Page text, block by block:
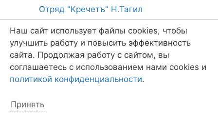
Отряд "Кречетъ" Н.Тагил
"Лоцманы" Н.Тагил
Паруса
Наш сайт использует файлы cookies, чтобы
улучшить работу и повысить эффективность
сайта. Продолжая работу с сайтом, вы
соглашаетесь с использованием нами cookies и
политикой конфиденциальности.
Принять